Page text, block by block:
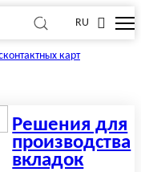
RU
карт
Решения для
производства
вкладок